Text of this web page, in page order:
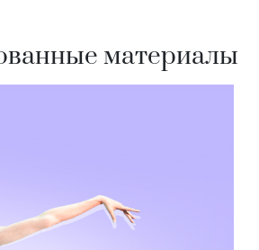
материалы